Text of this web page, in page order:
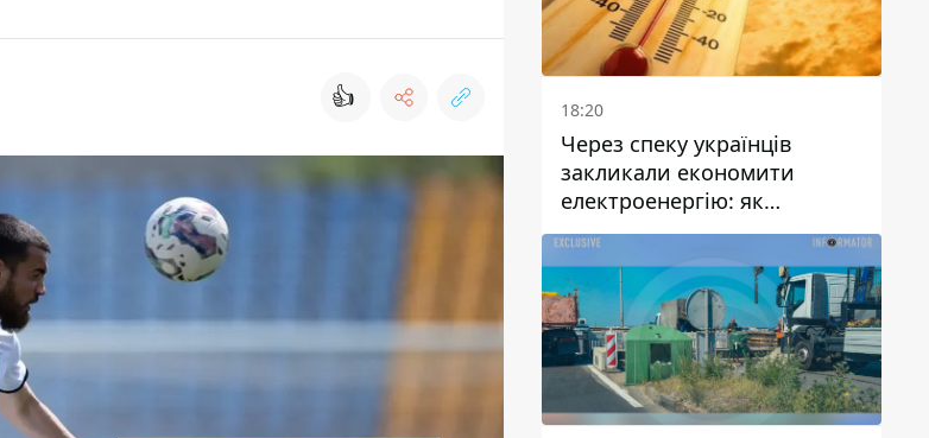
👍 18:20
Через спеку українців
закликали економити
електроенергію: як
уникнути перевантаження
мереж